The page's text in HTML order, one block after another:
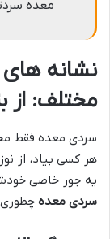
معده
نشانه
مختلف: از
سردی معده فقط
هر کسی بیاد، از
یه جور خاصی
سردی معده